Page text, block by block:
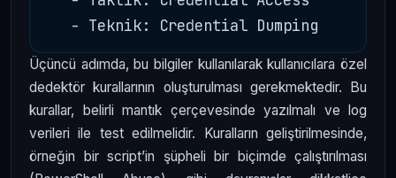
Üçüncü adımda, bu bilgiler kullanılarak kullanıcılara özel
dedektör kurallarının oluşturulması gerekmektedir. Bu
kurallar, belirli mantık çerçevesinde yazılmalı ve log
verileri ile test edilmelidir. Kuralların geliştirilmesinde,
örneğin bir script’in şüpheli bir biçimde çalıştırılması